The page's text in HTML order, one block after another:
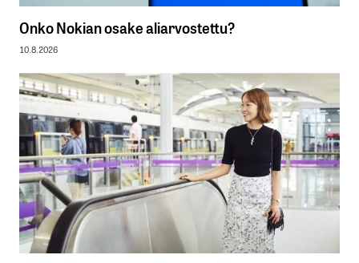
Onko Nokian osake aliarvostettu?
10.8.2026